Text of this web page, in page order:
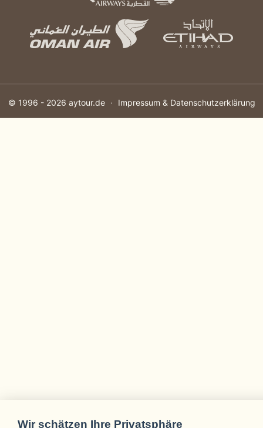
© 1996 - 2026 aytour.de Impressum & Datenschutzerklärung
Wir schätzen Ihre Privatsphäre